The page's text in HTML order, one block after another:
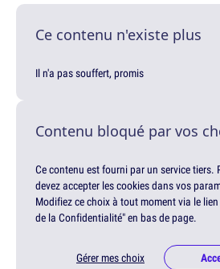
Ce contenu n'existe plus
Il n'a pas souffert, promis
Contenu bloqué par vos
Ce contenu est fourni par un service tiers.
devez accepter les cookies dans vos
Modifiez ce choix à tout moment via le
de la Confidentialité" en bas de page.
Gérer mes choix